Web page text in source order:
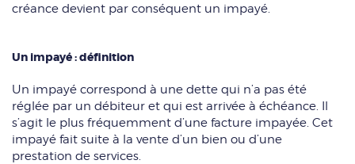
créance devient par conséquent un impayé.
Un impayé : définition
Un impayé correspond à une dette qui n’a pas été
réglée par un débiteur et qui est arrivée à échéance. Il
s’agit le plus fréquemment d’une facture impayée. Cet
impayé fait suite à la vente d’un bien ou d’une
prestation de services.